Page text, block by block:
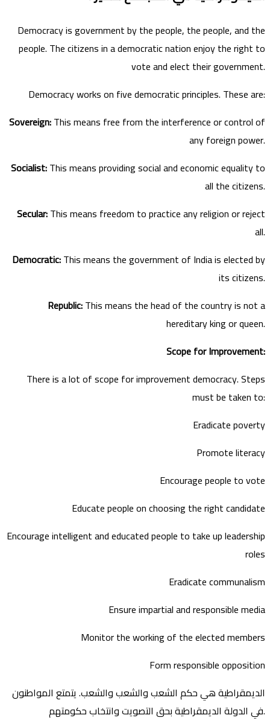
Democracy is government by the people, the people, and the
people. The citizens in a democratic nation enjoy the right to
vote and elect their government.
Democracy works on five democratic principles. These are:
Sovereign:This means free from the interference or control of
any foreign power.
Socialist:This means providing social and economic equality to
all the citizens.
Secular:This means freedom to practice any religion or reject
all.
Democratic:This means the government of India is elected by
its citizens.
Republic:This means the head of the country is not a
hereditary king or queen.
Scope for Improvement:
There is a lot of scope for improvement democracy. Steps
must be taken to:
Eradicate poverty
Promote literacy
Encourage people to vote
Educate people on choosing the right candidate
Encourage intelligent and educated people to take up leadership
roles
Eradicate communalism
Ensure impartial and responsible media
Monitor the working of the elected members
Form responsible opposition
الديمقراطية هي حكم الشعب والشعب والشعب. يتمتع المواطنون
في الدولة الديمقراطية بحق التصويت وانتخاب حكومتهم.